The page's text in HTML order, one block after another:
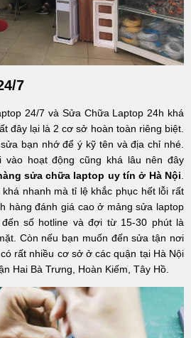
7
24/7 và Sửa Chữa Laptop 24h khá
đây lại là 2 cơ sở hoàn toàn riêng biệt.
bạn nhớ để ý kỹ tên và địa chỉ nhé.
vào hoạt động cũng khá lâu nên đây
sửa chữa laptop uy tín ở Hà Nội.
nhanh mà tỉ lệ khắc phục hết lỗi rất
hàng đánh giá cao ở mảng sửa laptop
số hotline và đợi từ 15-30 phút là
Còn nếu bạn muốn đến sửa tận nơi
rất nhiều cơ sở ở các quận tại Hà Nội
Hai Bà Trưng, Hoàn Kiếm, Tây Hồ.